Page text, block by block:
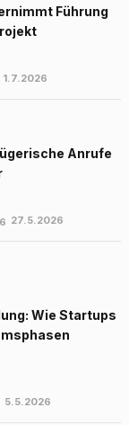
Führung
1.7.2026
Anrufe
27.5.2026
Wie Startups
5.5.2026